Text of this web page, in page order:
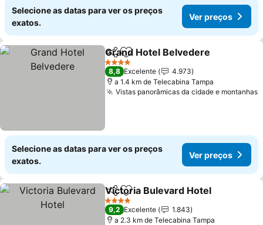
Selecione as datas para ver os preços
exatos.
Ver preços
PartilharAdicionar aos favoritos
Grand Hotel Belvedere
4 Estrelas
8,8 Excelente
4.973
a 1.4 km de Telecabina Tampa
Vistas panorâmicas da cidade e montanhas
Selecione as datas para ver os preços
exatos.
Ver preços
PartilharAdicionar aos favoritos
Victoria Bulevard Hotel
4 Estrelas
9,2 Excelente
1.843
a 2.3 km de Telecabina Tampa